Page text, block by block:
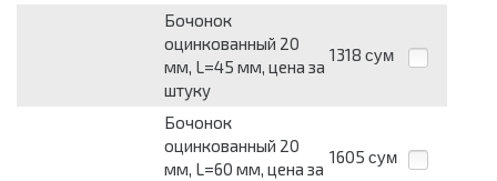
Бочонок
оцинкованный 20
мм, L=45 мм, цена за
штуку
1318 сум
Бочонок
оцинкованный 20
мм, L=60 мм, цена за
1605 сум